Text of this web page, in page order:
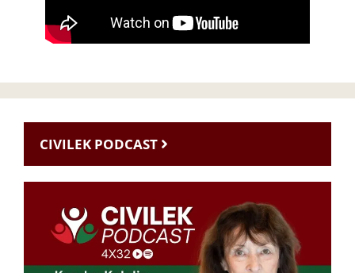
CIVILEK PODCAST